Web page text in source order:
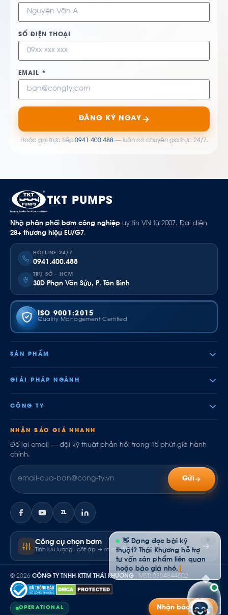
SỐ ĐIỆN THOẠI
EMAIL *
ĐĂNG KÝ NGAY
Hoặc gọi trực tiếp 0941 400 488— luôn có chuyên gia trực 24/7.
TKT PUMPS
Nhà phân phối bơm công nghiệp uy tín VN từ 2007. Đại diện
28+ thương hiệu EU/G7.
HOTLINE 24/7
0941.400.488
TRỤ SỞ · HCM
30D Phan Văn Sửu, P. Tân Bình
ISO 9001:2015
Quality Management Certified
SẢN PHẨM
GIẢI PHÁP NGÀNH
CÔNG TY
NHẬN BÁO GIÁ NHANH
Để lại email — đội kỹ thuật phản hồi trong 15 phút giờ hành
chính.
Gửi
ZL
Công cụ chọn bơm
Tính lưu lượng · cột áp → ra model
© 2026 CÔNG TY TNHH KTTM THÁI KHƯƠNG · MST: 0304844502
OPERATIONAL Nhận báo giá
✕
👋 Đang đọc bài kỹ
thuật? Thái Khương hỗ trợ
tư vấn sản phẩm liên quan
hoặc báo giá nhé.